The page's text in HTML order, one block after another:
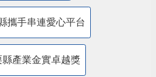
攜手串連愛心平台
縣產業金實卓越獎